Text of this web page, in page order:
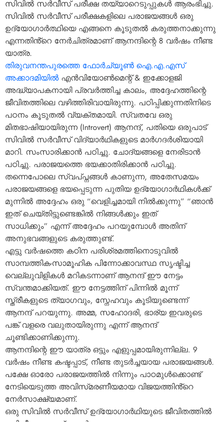
സിവിൽ സർവീസ് പരീക്ഷ തയ്യാറെടുപ്പുകൾ ആരംഭിച്ചു.
സിവിൽ സർവീസ് പരീക്ഷകളിലെ പരാജയങ്ങൾ ഒരു
ഉദ്യോഗാർത്ഥിയെ എങ്ങനെ കൂടുതൽ കരുത്തനാക്കുന്നു
എന്നതിൻ്റെ നേർചിത്രമാണ് ആനന്ദിന്റെ 8 വർഷം നീണ്ട
യാത്ര.
തിരുവനന്തപുരത്തെ ഫോർച്യൂൺ ഐ.എ.എസ്
അക്കാദമിയിൽ എൻവിയോൺമെന്റ് & ഇക്കോളജി
അദ്ധ്യാപകനായി പ്രവർത്തിച്ച കാലം, അദ്ദേഹത്തിന്റെ
ജീവിതത്തിലെ വഴിത്തിരിവായിരുന്നു. പഠിപ്പിക്കുന്നതിനിടെ
പഠനം കൂടുതൽ വ്യക്തമായി. സ്വതവേ ഒരു
മിതഭാഷിയായിരുന്ന (Introvert) ആനന്ദ്, പതിയെ ഒരുപാട്
സിവിൽ സർവീസ് വിദ്യാർഥികളുടെ മാർഗദർശിയായി
മാറി. സംസാരിക്കാൻ പഠിച്ചു. ചോദ്യങ്ങളെ നേരിടാൻ
പഠിച്ചു. പരാജയത്തെ ഭയക്കാതിരിക്കാൻ പഠിച്ചു.
തന്നെപോലെ സ്വപ്‌പ്നങ്ങൾ കാണുന്ന, അതേസമയം
പരാജയങ്ങളെ ഭയപ്പെടുന്ന പുതിയ ഉദ്യോഗാർഥികൾക്ക്
മുന്നിൽ അദ്ദേഹം ഒരു “വെളിച്ചമായി നിൽക്കുന്നു” “ഞാൻ
ഇത് ചെയ്‌തിട്ടുണ്ടെങ്കിൽ നിങ്ങൾക്കും ഇത്
സാധിക്കും” എന്ന് അദ്ദേഹം പറയുമ്പോൾ അതിന്
അനുഭവങ്ങളുടെ കരുത്തുണ്ട്.
എട്ടു വർഷത്തെ കഠിന പരിശ്രമത്തിനൊടുവിൽ
സാമ്പത്തിക-സാമൂഹിക പിന്നോക്കാവസ്ഥ സൃഷ്ടിച്ച
വെല്ലുവിളികൾ മറികടന്നാണ് ആനന്ദ് ഈ നേട്ടം
സ്വന്തമാക്കിയത്. ഈ നേട്ടത്തിന് പിന്നിൽ മൂന്ന്
സ്ത്രീകളുടെ ത്യാഗവും, സ്നേഹവും കൂടിയുണ്ടെന്ന്
ആനന്ദ് പറയുന്നു. അമ്മ, സഹോദരി, ഭാര്യ ഇവരുടെ
പങ്ക് വളരെ വലുതായിരുന്നു എന്ന് ആനന്ദ്
ചൂണ്ടിക്കാണിക്കുന്നു.
ആനന്ദിന്റെ ഈ യാത്ര ഒട്ടും എളുപ്പമായിരുന്നില്ല. 9
വർഷം നീണ്ട കഷ്ടപ്പാട്, നീണ്ട തുടർച്ചയായ പരാജയങ്ങൾ.
പക്ഷേ ഓരോ പരാജയത്തിൽ നിന്നും പാഠമുൾക്കൊണ്ട്
നേടിയെടുത്ത അവിസ്‌മരണീയമായ വിജയത്തിൻ്റെ
നേർസാക്ഷ്യമാണ്.
ഒരു സിവിൽ സർവീസ് ഉദ്യോഗാർഥിയുടെ ജീവിതത്തിൽ